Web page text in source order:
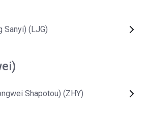
Sanyi) (LJG)
Shapotou) (ZHY)